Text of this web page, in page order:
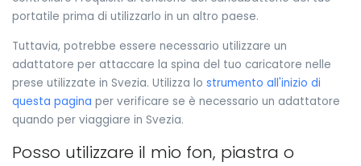
portatile prima di utilizzarlo in un altro paese.
Tuttavia, potrebbe essere necessario utilizzare un
adattatore per attaccare la spina del tuo caricatore nelle
prese utilizzate in Svezia. Utilizza lo strumento all'inizio di
questa pagina per verificare se è necessario un adattatore
quando per viaggiare in Svezia.
Posso utilizzare il mio fon, piastra o